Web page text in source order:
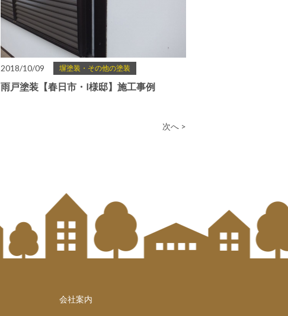
2018/10/09 塀塗装・その他の塗装
雨戸塗装【春日市・I様邸】施工事例
次へ >
会社案内